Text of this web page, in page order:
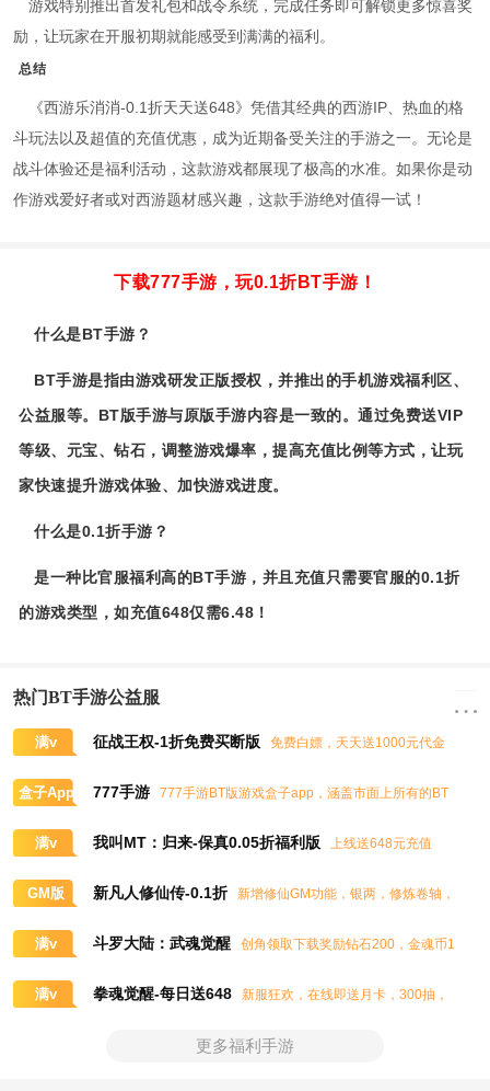
游戏特别推出首发礼包和战令系统，完成任务即可解锁更多惊喜奖
励，让玩家在开服初期就能感受到满满的福利。
总结
《西游乐消消-0.1折天天送648》凭借其经典的西游IP、热血的格
斗玩法以及超值的充值优惠，成为近期备受关注的手游之一。无论是
战斗体验还是福利活动，这款游戏都展现了极高的水准。如果你是动
作游戏爱好者或对西游题材感兴趣，这款手游绝对值得一试！
下载777手游，玩0.1折BT手游！
什么是BT手游？
BT手游是指由游戏研发正版授权，并推出的手机游戏福利区、
公益服等。BT版手游与原版手游内容是一致的。通过免费送VIP
等级、元宝、钻石，调整游戏爆率，提高充值比例等方式，让玩
家快速提升游戏体验、加快游戏进度。
什么是0.1折手游？
是一种比官服福利高的BT手游，并且充值只需要官服的0.1折
的游戏类型，如充值648仅需6.48！
热门BT手游公益服
满v 征战王权-1折免费买断版
免费白嫖，天天送1000元代金
盒子App 777手游
777手游BT版游戏盒子app，涵盖市面上所有的BT
满v 我叫MT：归来-保真0.05折福利版
上线送648元充值
GM版 新凡人修仙传-0.1折
新增修仙GM功能，银两，修炼卷轴，
满v 斗罗大陆：武魂觉醒
创角领取下载奖励钻石200，金魂币1
满v 拳魂觉醒-每日送648
新服狂欢，在线即送月卡，300抽，
更多福利手游